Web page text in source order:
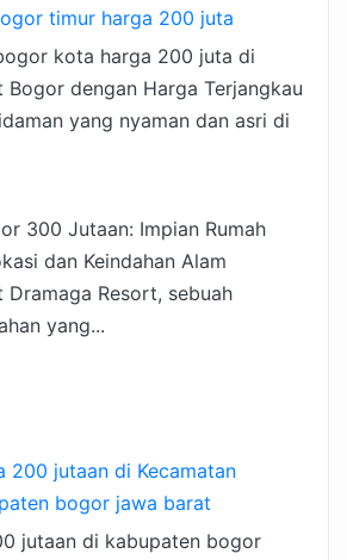
timur harga 200 juta
kota harga 200 juta di
Bogor dengan Harga Terjangkau
yang nyaman dan asri di
300 Jutaan: Impian Rumah
dan Keindahan Alam
Dramaga Resort, sebuah
yang...
200 jutaan di Kecamatan
bogor jawa barat
jutaan di kabupaten bogor